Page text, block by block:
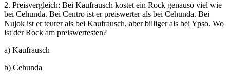
2. Preisvergleich: Bei Kaufrausch kostet ein Rock genauso viel wie
bei Cehunda. Bei Centro ist er preiswerter als bei Cehunda. Bei
Nujok ist er teurer als bei Kaufrausch, aber billiger als bei Ypso. Wo
ist der Rock am preiswertesten?
a) Kaufrausch
b) Cehunda